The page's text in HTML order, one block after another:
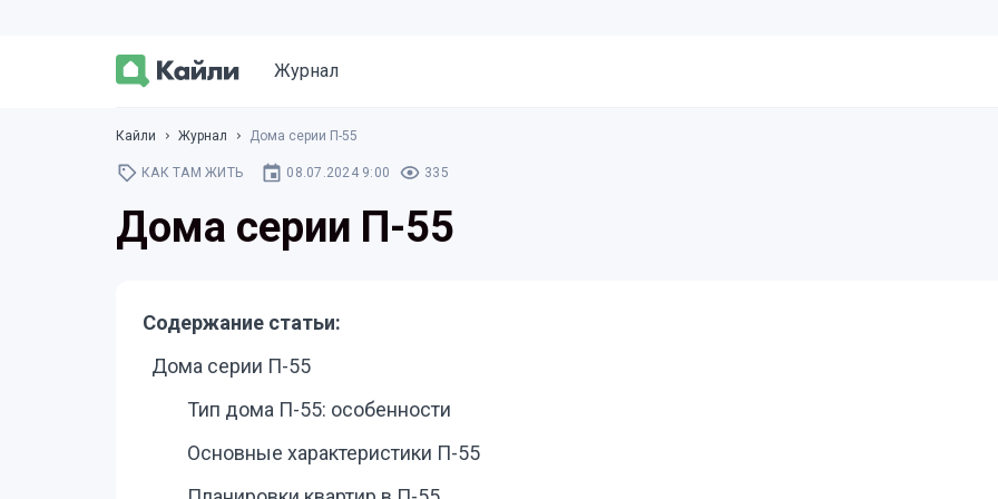
Журнал
Кайли Журнал Дома серии П-55
КАК ТАМ ЖИТЬ 08.07.2024 9:00 335
Дома серии П-55
Содержание статьи:
Дома серии П-55
Тип дома П-55: особенности
Основные характеристики П-55